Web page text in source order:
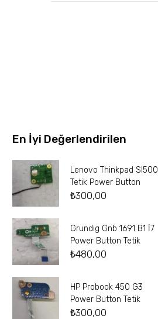
En İyi Değerlendirilen
Lenovo Thinkpad Sl500
Tetik Power Button
₺300,00
Grundig Gnb 1691 B1 İ7
Power Button Tetik
₺480,00
HP Probook 450 G3
Power Button Tetik
₺300,00